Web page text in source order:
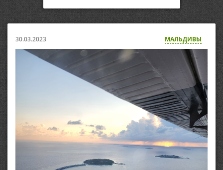
30.03.2023 МАЛЬДИВЫ